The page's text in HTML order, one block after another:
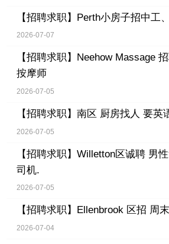
【招聘求职】 Perth小房子招中工
2026-07-07
【招聘求职】
Neehow Massage
按摩师
2026-07-05
【招聘求职】 南区 厨房找人 要英
2026-07-05
【招聘求职】 Willetton区诚聘 男
司机.
2026-07-05
【招聘求职】 Ellenbrook 区招 周
2026-07-04